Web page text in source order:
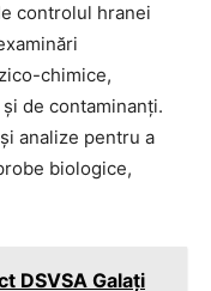
controlul hranei
chimice,
de contaminanți.
analize pentru a
biologice,
DSVSA Galați